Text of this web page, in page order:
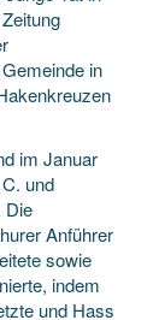
in
im Januar
und
Die
Anführer
sowie
indem
und Hass